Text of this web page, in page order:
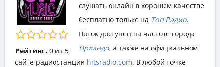
Рейтинг: 0из 5
слушать онлайн в хорошем качестве
бесплатно только на Топ Радио.
Поток доступен на частоте города
Орландо, а также на официальном
сайте радиостанции hitsradio.com. В любой точке